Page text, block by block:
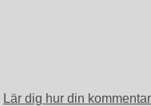
Lär dig hur din